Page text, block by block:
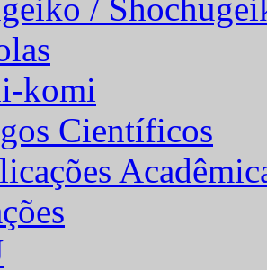
/
komi
Científicos